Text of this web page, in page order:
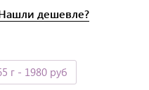
дешевле?
г - 1980 руб